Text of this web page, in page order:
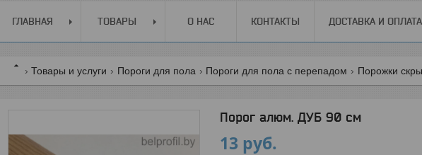
ГЛАВНАЯ ТОВАРЫ О НАС КОНТАКТЫ ДОСТАВКА И ОПЛАТА
Товары и услуги Пороги для пола Пороги для пола с перепадом Порожки
Порог алюм. ДУБ 90 см
13 руб.